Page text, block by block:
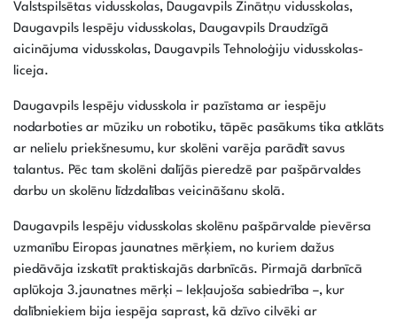
Valstspilsētas vidusskolas, Daugavpils Zinātņu vidusskolas,
Daugavpils Iespēju vidusskolas, Daugavpils Draudzīgā
aicinājuma vidusskolas, Daugavpils Tehnoloģiju vidusskolas-
liceja.
Daugavpils Iespēju vidusskola ir pazīstama ar iespēju
nodarboties ar mūziku un robotiku, tāpēc pasākums tika atklāts
ar nelielu priekšnesumu, kur skolēni varēja parādīt savus
talantus. Pēc tam skolēni dalījās pieredzē par pašpārvaldes
darbu un skolēnu līdzdalības veicināšanu skolā.
Daugavpils Iespēju vidusskolas skolēnu pašpārvalde pievērsa
uzmanību Eiropas jaunatnes mērķiem, no kuriem dažus
piedāvāja izskatīt praktiskajās darbnīcās. Pirmajā darbnīcā
aplūkoja 3.jaunatnes mērķi – Iekļaujoša sabiedrība –, kur
dalībniekiem bija iespēja saprast, kā dzīvo cilvēki ar